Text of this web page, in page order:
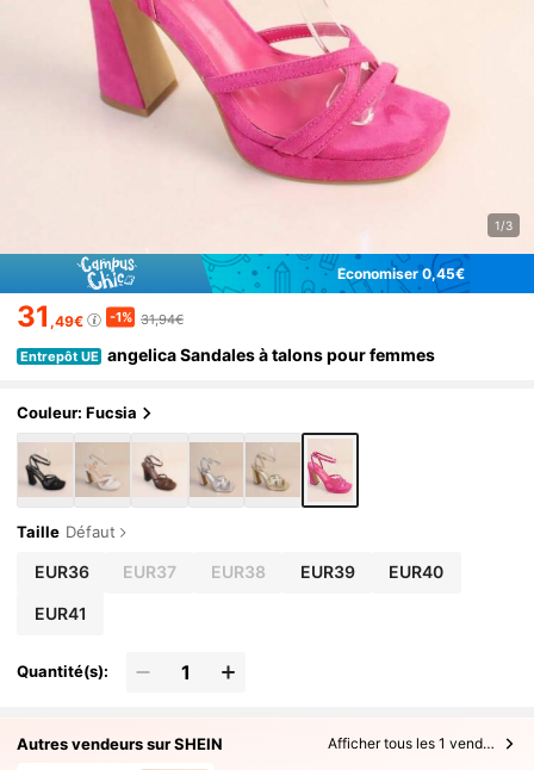
1/3
Économiser 0,45€
31 ,49€ -1% 31,94€
Entrepôt UE angelica Sandales à talons pour femmes
Couleur: Fucsia
Taille Défaut
EUR36 EUR37 EUR38 EUR39 EUR40
EUR41
Quantité(s):
Autres vendeurs sur SHEIN Afficher tous les 1 vendeurs